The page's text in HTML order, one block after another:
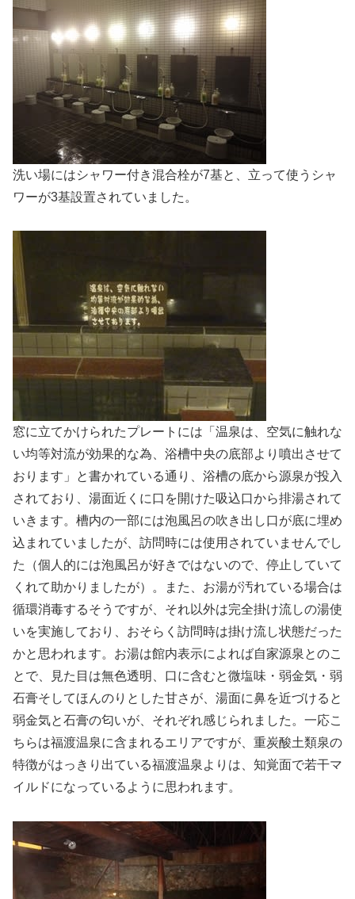
洗い場にはシャワー付き混合栓が7基と、立って使うシャ
ワーが3基設置されていました。
窓に立てかけられたプレートには「温泉は、空気に触れな
い均等対流が効果的な為、浴槽中央の底部より噴出させて
おります」と書かれている通り、浴槽の底から源泉が投入
されており、湯面近くに口を開けた吸込口から排湯されて
いきます。槽内の一部には泡風呂の吹き出し口が底に埋め
込まれていましたが、訪問時には使用されていませんでし
た（個人的には泡風呂が好きではないので、停止していて
くれて助かりましたが）。また、お湯が汚れている場合は
循環消毒するそうですが、それ以外は完全掛け流しの湯使
いを実施しており、おそらく訪問時は掛け流し状態だった
かと思われます。お湯は館内表示によれば自家源泉とのこ
とで、見た目は無色透明、口に含むと微塩味・弱金気・弱
石膏そしてほんのりとした甘さが、湯面に鼻を近づけると
弱金気と石膏の匂いが、それぞれ感じられました。一応こ
ちらは福渡温泉に含まれるエリアですが、重炭酸土類泉の
特徴がはっきり出ている福渡温泉よりは、知覚面で若干マ
イルドになっているように思われます。